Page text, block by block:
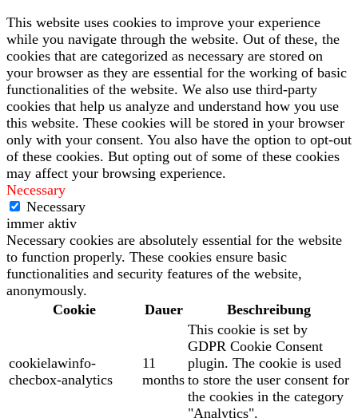
This website uses cookies to improve your experience
while you navigate through the website. Out of these, the
cookies that are categorized as necessary are stored on
your browser as they are essential for the working of basic
functionalities of the website. We also use third-party
cookies that help us analyze and understand how you use
this website. These cookies will be stored in your browser
only with your consent. You also have the option to opt-out
of these cookies. But opting out of some of these cookies
may affect your browsing experience.
Necessary
Necessary
immer aktiv
Necessary cookies are absolutely essential for the website
to function properly. These cookies ensure basic
functionalities and security features of the website,
anonymously.
Cookie
Dauer Beschreibung
cookielawinfo-
checbox-analytics
11
months
This cookie is set by
GDPR Cookie Consent
plugin. The cookie is used
to store the user consent for
the cookies in the category
"Analytics".